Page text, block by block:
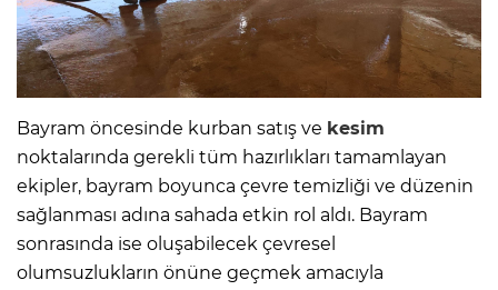
Bayram öncesinde kurban satış ve kesim
noktalarında gerekli tüm hazırlıkları tamamlayan
ekipler, bayram boyunca çevre temizliği ve düzenin
sağlanması adına sahada etkin rol aldı. Bayram
sonrasında ise oluşabilecek çevresel
olumsuzlukların önüne geçmek amacıyla